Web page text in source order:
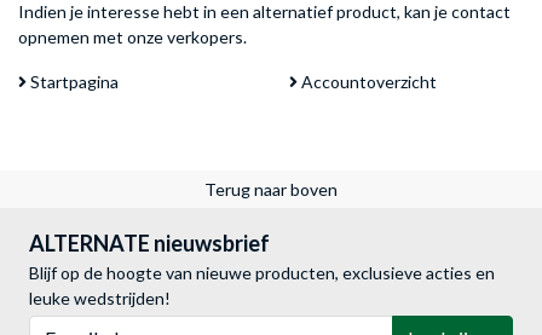
Indien je interesse hebt in een alternatief product, kan jecontact
opnemen met onze verkopers.
Startpagina Accountoverzicht
Terug naar boven
ALTERNATE nieuwsbrief
Blijf op de hoogte van nieuwe producten, exclusieve acties en
leuke wedstrijden!